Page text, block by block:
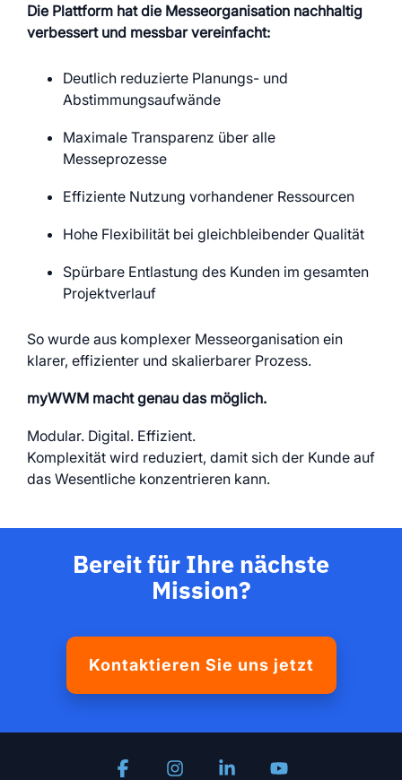
Die Plattform hat die Messeorganisation nachhaltig
verbessert und messbar vereinfacht:
Deutlich reduzierte Planungs- und
Abstimmungsaufwände
Maximale Transparenz über alle
Messeprozesse
Effiziente Nutzung vorhandener Ressourcen
Hohe Flexibilität bei gleichbleibender Qualität
Spürbare Entlastung des Kunden im gesamten
Projektverlauf
So wurde aus komplexer Messeorganisation ein
klarer, effizienter und skalierbarer Prozess.
myWWM macht genau das möglich.
Modular. Digital. Effizient.
Komplexität wird reduziert, damit sich der Kunde auf
das Wesentliche konzentrieren kann.
Bereit für Ihre nächste
Mission?
Kontaktieren Sie uns jetzt
FacebookInstagramLinkedin